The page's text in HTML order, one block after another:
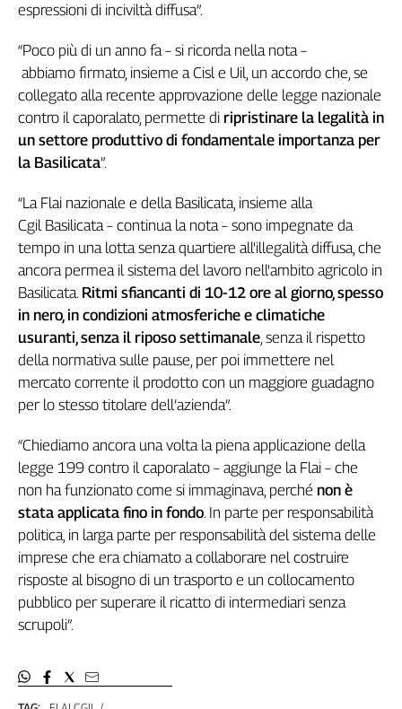
120
Cgil
Collettiva
Academy
Collettiva
Play
Collettiva
Talk
La
settimana
Collettiva
Girasoli
Il
Sassolino
Linea
Tech
It
Easy
Inserti
Diffusa
InFlai
Le
trasmissioni
tv
in
Progress
espressioni di inciviltà diffusa”.
“Poco più di un anno fa – si ricorda nella nota –
abbiamo firmato, insieme a Cisl e Uil, un accordo che, se
collegato alla recente approvazione delle legge nazionale
contro il caporalato, permette di ripristinare la legalità in
un settore produttivo di fondamentale importanza per
la Basilicata”.
“La Flai nazionale e della Basilicata, insieme alla
Cgil Basilicata – continua la nota – sono impegnate da
tempo in una lotta senza quartiere all'illegalità diffusa, che
ancora permea il sistema del lavoro nell'ambito agricolo in
Basilicata. Ritmi sfiancanti di 10-12 ore al giorno, spesso
in nero, in condizioni atmosferiche e climatiche
usuranti, senza il riposo settimanale, senza il rispetto
della normativa sulle pause, per poi immettere nel
mercato corrente il prodotto con un maggiore guadagno
per lo stesso titolare dell’azienda”.
“Chiediamo ancora una volta la piena applicazione della
legge 199 contro il caporalato – aggiunge la Flai – che
non ha funzionato come si immaginava, perché non è
stata applicata fino in fondo. In parte per responsabilità
politica, in larga parte per responsabilità del sistema delle
imprese che era chiamato a collaborare nel costruire
risposte al bisogno di un trasporto e un collocamento
pubblico per superare il ricatto di intermediari senza
scrupoli”.